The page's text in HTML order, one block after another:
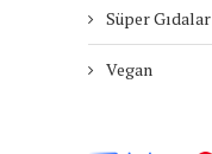
Süper Gıdalar
Vegan